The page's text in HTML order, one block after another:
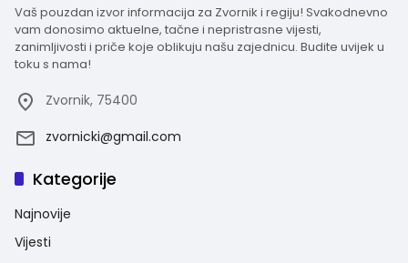
Vaš pouzdan izvor informacija za Zvornik i regiju! Svakodnevno
vam donosimo aktuelne, tačne i nepristrasne vijesti,
zanimljivosti i priče koje oblikuju našu zajednicu. Budite uvijek u
toku s nama!
Zvornik, 75400
zvornicki@gmail.com
Kategorije
Najnovije
Vijesti